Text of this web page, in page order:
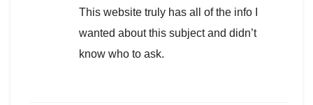
This website truly has all of the info I
wanted about this subject and didn’t
know who to ask.